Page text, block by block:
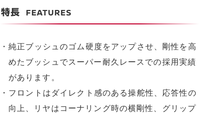
・純正ブッシュのゴム硬度をアップさせ、剛性を高
めたブッシュでスーパー耐久レースでの採用実績
があります。
・フロントはダイレクト感のある操舵性、応答性の
向上、リヤはコーナリング時の横剛性、グリップ